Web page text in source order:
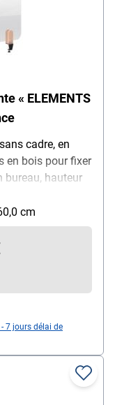
« ELEMENTS
cadre, en
en bois pour fixer
bureau, hauteur
cm
7 jours délai de